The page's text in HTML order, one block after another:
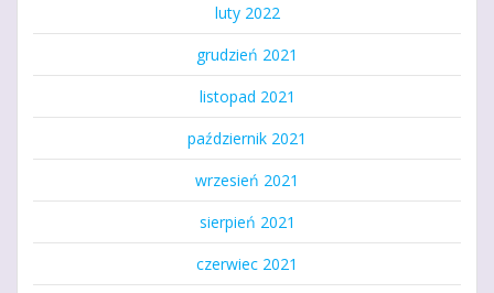
luty 2022
grudzień 2021
listopad 2021
październik 2021
wrzesień 2021
sierpień 2021
czerwiec 2021